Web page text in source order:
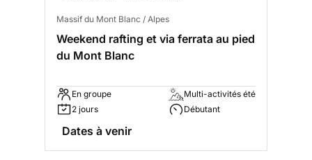
Massif du Mont Blanc / Alpes
Weekend rafting et via ferrata au pied
du Mont Blanc
En groupe
2 jours
Multi-activités été
Débutant
Dates à venir